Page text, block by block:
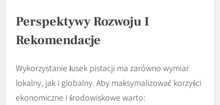
Perspektywy Rozwoju I
Rekomendacje
Wykorzystanie łusek pistacji ma zarówno wymiar
lokalny, jak i globalny. Aby maksymalizować korzyści
ekonomiczne i środowiskowe warto: